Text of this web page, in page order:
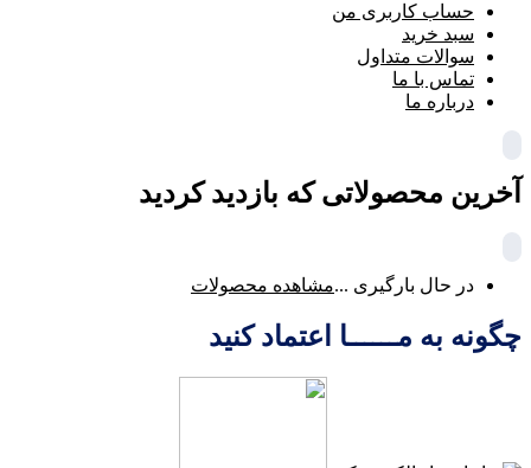
حساب کاربری من
سبد خرید
سوالات متداول
تماس با ما
درباره ما
آخرین محصولاتی که بازدید کردید
در حال بارگیری ...مشاهده محصولات
چگونه به مــــــا اعتماد کنید